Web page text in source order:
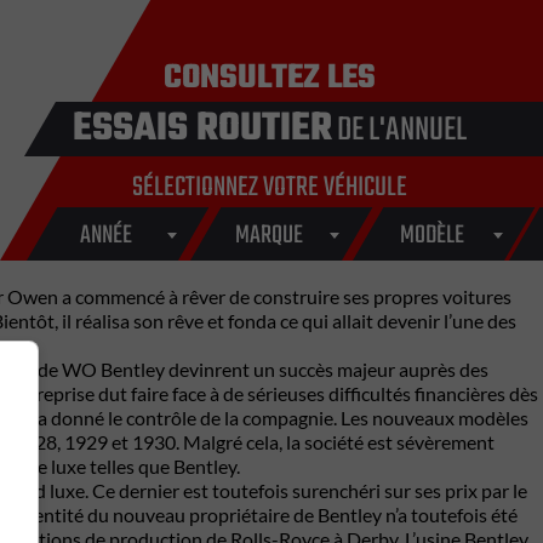
CONSULTEZ LES
ESSAIS ROUTIERDE L'ANNUEL
SÉLECTIONNEZ VOTRE VÉHICULE
ANNÉE MARQUE MODÈLE
a commencé à rêver de construire ses propres voitures
il réalisa son rêve et fonda ce qui allait devenir l’une des
de WO Bentley devinrent un succès majeur auprès des
dut faire face à de sérieuses difficultés financières dès
a donné le contrôle de la compagnie. Les nouveaux modèles
1929 et 1930. Malgré cela, la société est sévèrement
de luxe telles que Bentley.
luxe. Ce dernier est toutefois surenchéri sur ses prix par le
identité du nouveau propriétaire de Bentley n’a toutefois été